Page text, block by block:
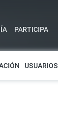
PARTICIPA
USUARIOS